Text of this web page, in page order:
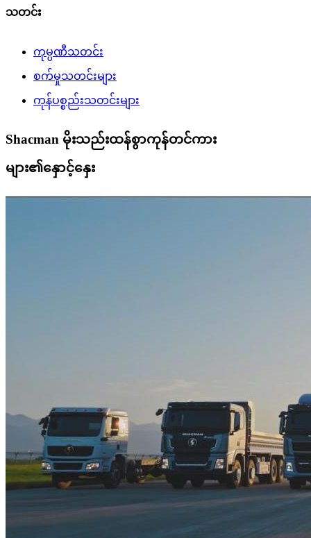
သတင်း
ကုမ္ပဏီသတင်း
စက်မှုသတင်းများ
ကုန်ပစ္စည်းသတင်းများ
Shacman မိုးသည်းထန်စွာကုန်တင်ကား
များ၏နှောင့်နှေး